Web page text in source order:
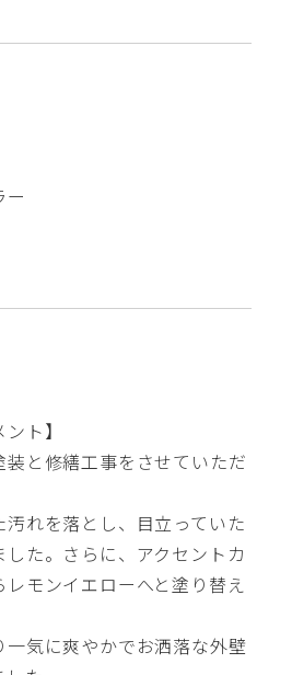
ー
ト】
と修繕工事をさせていただ
れを落とし、目立っていた
た。さらに、アクセントカ
モンイエローへと塗り替え
一気に爽やかでお洒落な外壁